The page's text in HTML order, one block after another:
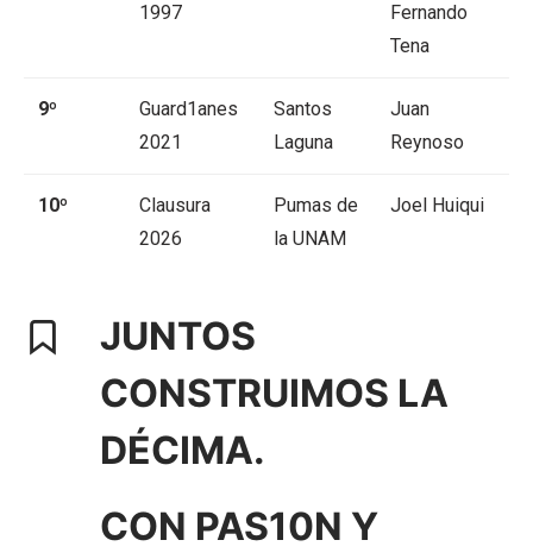
1997
Fernando
Tena
9º
Guard1anes
2021
Santos
Laguna
Juan
Reynoso
10º
Clausura
2026
Pumas de
la UNAM
Joel Huiqui
JUNTOS
CONSTRUIMOS LA
DÉCIMA.
CON PAS10N Y